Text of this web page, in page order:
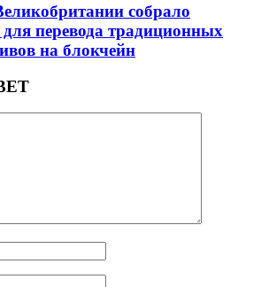
собрало
перевода традиционных
на блокчейн